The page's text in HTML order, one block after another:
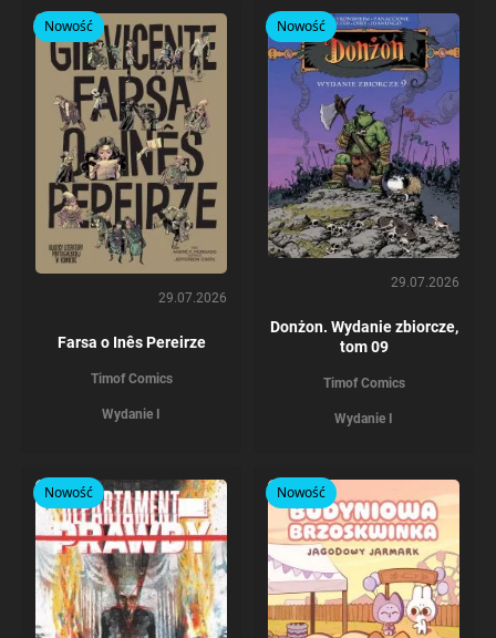
Nowość
29.07.2026
Farsa o Inês Pereirze
Timof Comics
Wydanie I
Nowość
29.07.2026
Donżon. Wydanie zbiorcze,
tom 09
Timof Comics
Wydanie I
Nowość Nowość